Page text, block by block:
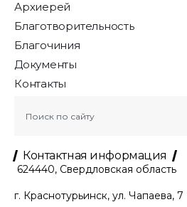
Архиерей
Благотворительность
Благочиния
Документы
Контакты
Контактная информация
624440, Свердловская область
г. Краснотурьинск, ул. Чапаева, 7